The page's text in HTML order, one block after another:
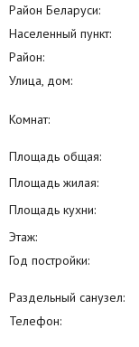
Студентам заочного
Район Беларуси:
Населенный пункт:
Район:
Улица, дом:
Комнат:
Площадь общая:
Площадь жилая:
Площадь кухни:
Этаж:
Год постройки:
Раздельный санузел:
Телефон: